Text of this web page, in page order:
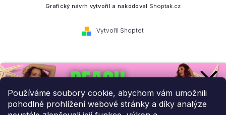
Používáme soubory cookie, abychom vám umožnili
pohodlné prohlížení webové stránky a díky analýze
Vytvořil Shoptet
Grafický návrh vytvořil a nakódoval Shoptak.cz
Přihlaste se k našemu
newsletteru.
Budeme vám posílat informace o našich novinkách a slevových